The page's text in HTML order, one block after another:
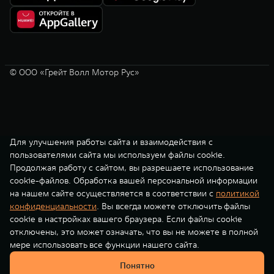
© ООО «Грейт Волл Мотор Рус»
Для улучшения работы сайта и взаимодействия с
пользователями сайта мы используем файлы cookie.
Продолжая работу с сайтом, вы разрешаете использование
cookie-файлов. Обработка вашей персональной информации
на нашем сайте осуществляется в соответствии с политикой
конфиденциальности. Вы всегда можете отключить файлы
cookie в настройках вашего браузера. Если файлы cookie
отключены, это может означать, что вы не можете в полной
мере использовать все функции нашего сайта.
Понятно